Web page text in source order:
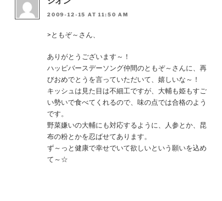
2009-12-15 AT 11:50 AM
>ともぞ～さん、
ありがとうございます～！
ハッピバースデーソング仲間のともぞ～さんに、再
びおめでとうを言っていただいて、嬉しいな～！
キッシュは見た目は不細工ですが、大輔も姫もすご
い勢いで食べてくれるので、味の点では合格のよう
です。
野菜嫌いの大輔にも対応するように、人参とか、昆
布の粉とかを忍ばせてあります。
ず～っと健康で幸せでいて欲しいという願いを込め
て～☆